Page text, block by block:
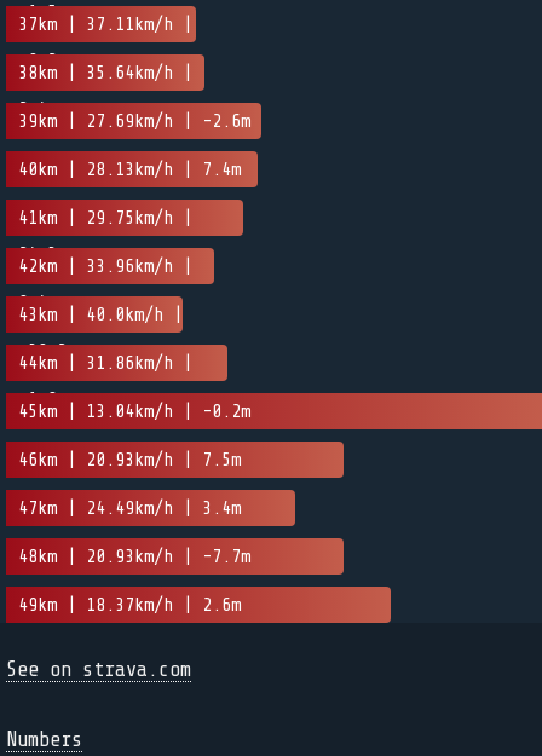
-1.5m
37km | 37.11km/h |
-0.2m
38km | 35.64km/h |
2.4m
39km | 27.69km/h | -2.6m
40km | 28.13km/h | 7.4m
41km | 29.75km/h |
24.3m
42km | 33.96km/h |
0.4m
43km | 40.0km/h |
-30.2m
44km | 31.86km/h |
-1.8m
45km | 13.04km/h | -0.2m
46km | 20.93km/h | 7.5m
47km | 24.49km/h | 3.4m
48km | 20.93km/h | -7.7m
49km | 18.37km/h | 2.6m
See on strava.com
Numbers